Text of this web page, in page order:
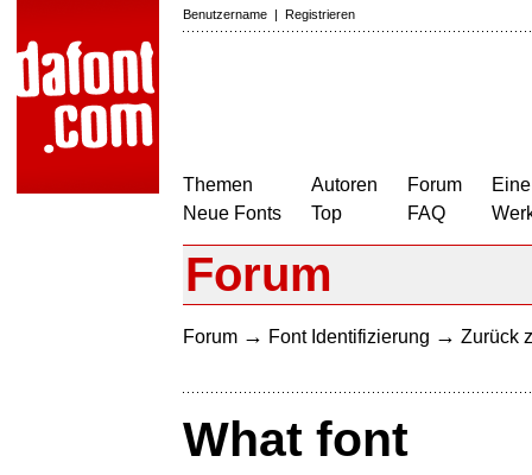
Benutzername | Registrieren
Themen
Neue Fonts
Autoren
Top
Forum
FAQ
Forum
Forum → Font Identifizierung → Zurück
What font